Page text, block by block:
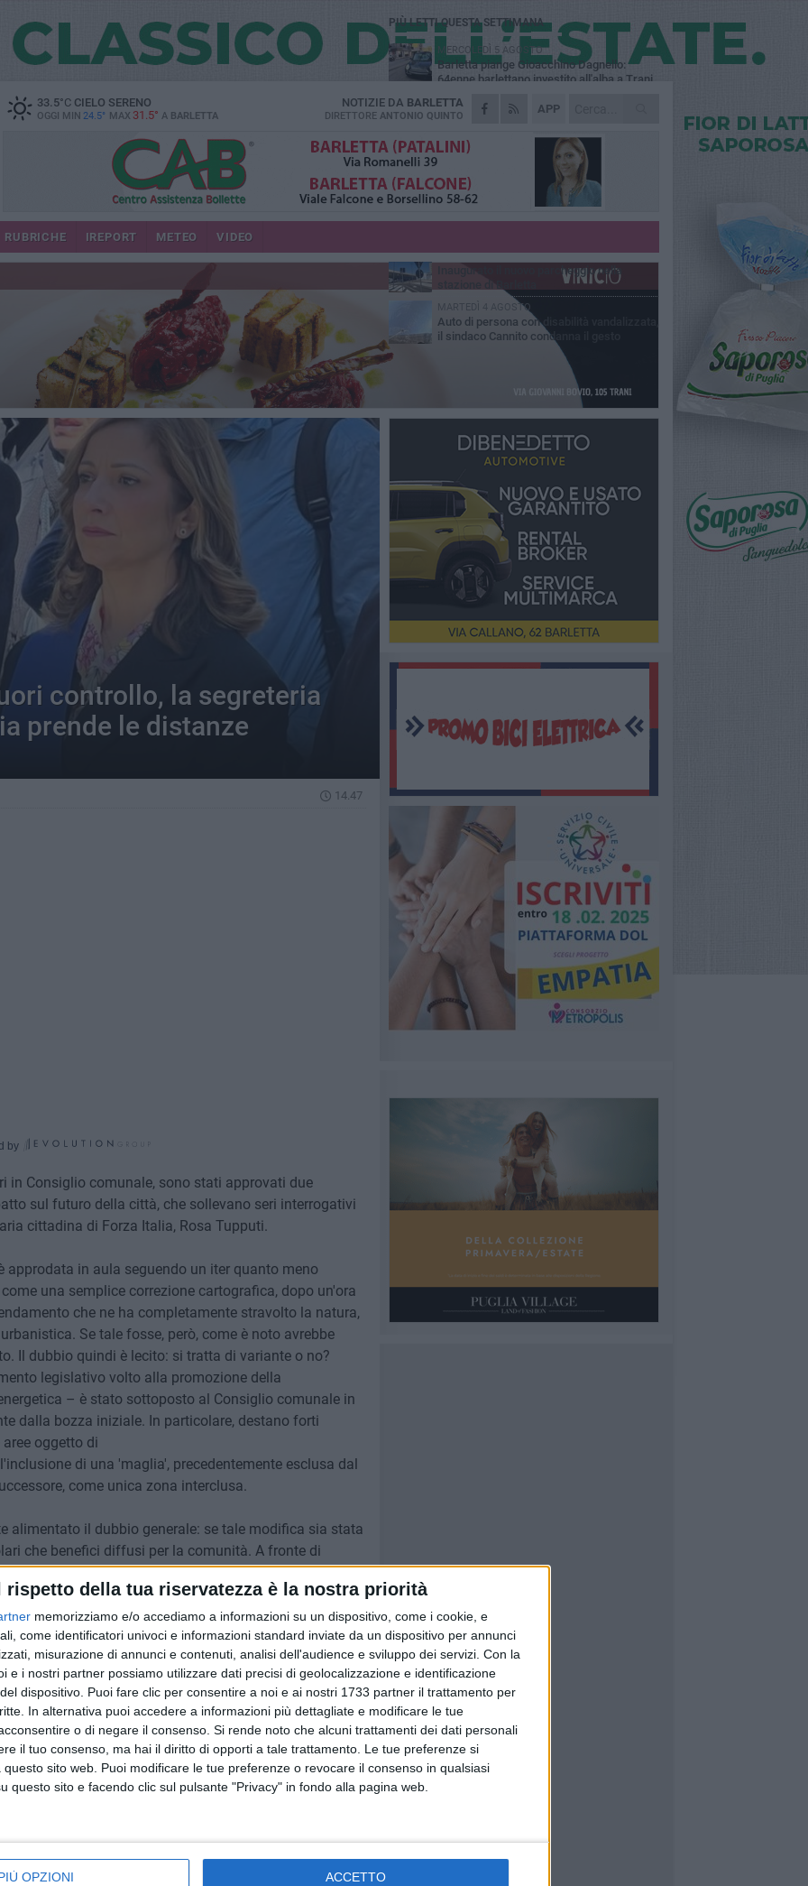
rispetto della tua riservatezza è la nostra priorità
memorizziamo e/o accediamo a informazioni su un dispositivo, come i cookie, e
come identificatori univoci e informazioni standard inviate da un dispositivo per annunci
misurazione di annunci e contenuti, analisi dell'audience e sviluppo dei servizi. Con la
e i nostri partner possiamo utilizzare dati precisi di geolocalizzazione e identificazione
dispositivo. Puoi fare clic per consentire a noi e ai nostri 1733 partner il trattamento per
In alternativa puoi accedere a informazioni più dettagliate e modificare le tue
o di negare il consenso. Si rende noto che alcuni trattamenti dei dati personali
il tuo consenso, ma hai il diritto di opporti a tale trattamento. Le tue preferenze si
sito web. Puoi modificare le tue preferenze o revocare il consenso in qualsiasi
questo sito e facendo clic sul pulsante "Privacy" in fondo alla pagina web.
OPZIONI ACCETTO
33.5°CCIELO SERENO
OGGI MIN 24.5° MAX 31.5° A BARLETTA
APP
NOTIZIE DA BARLETTA
DIRETTORE ANTONIO QUINTO
RUBRICHE IREPORT METEO VIDEO
controllo, la segreteria
prende le distanze
14.47
by
in Consiglio comunale, sono stati approvati due
sul futuro della città, che sollevano seri interrogativi
cittadina di Forza Italia, Rosa Tupputi.
approdata in aula seguendo un iter quanto meno
una semplice correzione cartografica, dopo un'ora
che ne ha completamente stravolto la natura,
Se tale fosse, però, come è noto avrebbe
Il dubbio quindi è lecito: si tratta di variante o no?
legislativo volto alla promozione della
– è stato sottoposto al Consiglio comunale in
dalla bozza iniziale. In particolare, destano forti
oggetto di
di una 'maglia', precedentemente esclusa dal
come unica zona interclusa.
alimentato il dubbio generale: se tale modifica sia stata
che benefici diffusi per la comunità. A fronte di
di Forza Italia ha espresso piena soddisfazione
fatto, le decisioni assunte durante l'ultima riunione del
La sottoscritta, a nome della Segreteria,
quindi, non sono mai state condivise dal partito, che
Questo comportamento inaccettabile non è più
unitario e le decisioni politico-amministrative
dando validità al voto espresso durante il
di agire in solitaria, ignorando ogni forma di
responsabilità politica e istituzionale delle proprie
cittadina di Forza Italia non intende più avallare,
e decisioni che non le appartengono.
PIÙ LETTI QUESTA SETTIMANA
MERCOLEDÌ 5 AGOSTO
Barletta piange Gioacchino Dagnello:
64enne barlettano investito all'alba a Trani
GIOVEDÌ 6 AGOSTO
Il ricordo di "Cecco", il benzinaio col
separavano dalla pensione»
MERCOLEDÌ 5 AGOSTO
Jova Summer Party, giovedì mattina
sopralluogo nell'area dell'evento
DOMENICA 2 AGOSTO
Beni confiscati alla mafia. Nasce il servizio
VENERDÌ 31 LUGLIO
Inaugurato il nuovo parcheggio nella
MARTEDÌ 4 AGOSTO
Auto di persona con disabilità vandalizzata,
il sindaco Cannito condanna il gesto